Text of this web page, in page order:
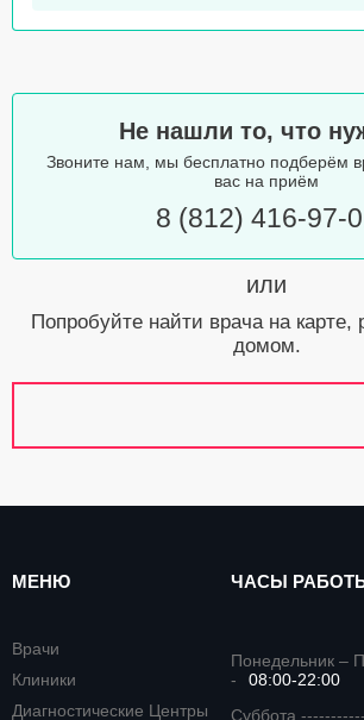
Не нашли то, что
Звоните нам, мы бесплатно подберём
вас на приём
8 (812) 416-97-
или
Попробуйте найти врача на
домом.
МЕНЮ
Врачи
Клиники
Диагностические Центры
ЧАСЫ
Понедельник –
-
08:00-22:00
Суббота